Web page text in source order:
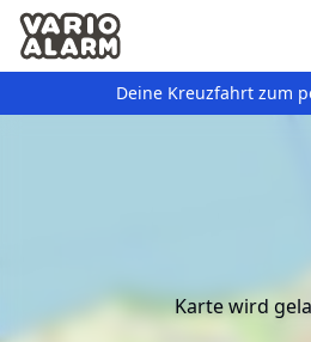
Deine Kreuzfahrt zum
Karte wird